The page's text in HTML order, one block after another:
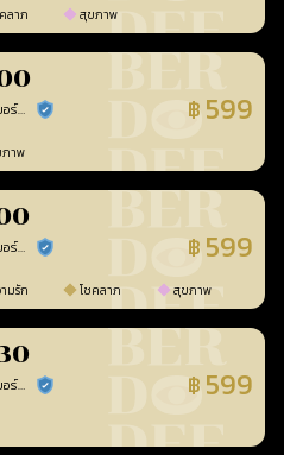
ลาภ สุขภาพ
อภิญญาเบอร์มงคล เบอร์สวยเลขศาสตร์ ร้านยืนยันแล้ว ฿ 599
าพ
อภิญญาเบอร์มงคล เบอร์สวยเลขศาสตร์ ร้านยืนยันแล้ว ฿ 599
มรัก โชคลาภ สุขภาพ
อภิญญาเบอร์มงคล เบอร์สวยเลขศาสตร์ ร้านยืนยันแล้ว ฿ 599